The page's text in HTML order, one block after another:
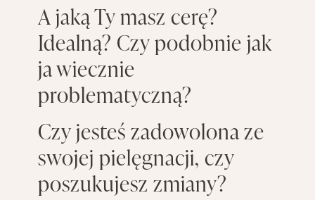
A jaką Ty masz cerę?
Idealną? Czy podobnie jak
ja wiecznie
problematyczną?
Czy jesteś zadowolona ze
swojej pielęgnacji, czy
poszukujesz zmiany?